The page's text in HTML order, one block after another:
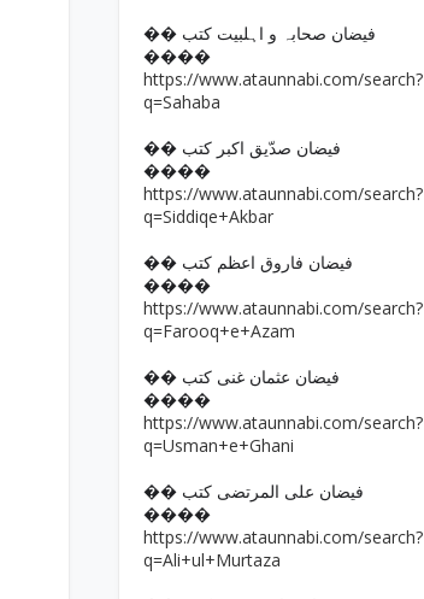
�� فیضان صحابہ و اہلبیت کتب
����
https://www.ataunnabi.com/search?
q=Sahaba
�� فیضان صدّیق اکبر کتب
����
https://www.ataunnabi.com/search?
q=Siddiqe+Akbar
�� فیضان فاروق اعظم کتب
����
https://www.ataunnabi.com/search?
q=Farooq+e+Azam
�� فیضان عثمان غنی کتب
����
https://www.ataunnabi.com/search?
q=Usman+e+Ghani
�� فیضان علی المرتضی کتب
����
https://www.ataunnabi.com/search?
q=Ali+ul+Murtaza